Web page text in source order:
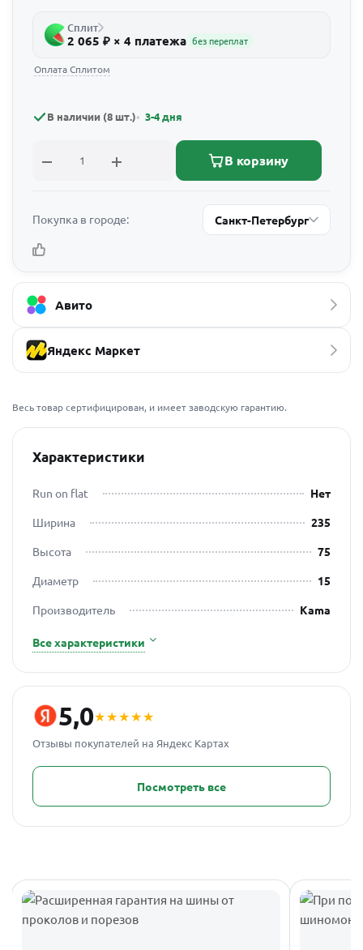
Сплит
2 065 ₽ × 4 платежа без переплат
Оплата Сплитом
В наличии (8 шт.) 3-4 дня
В корзину
Покупка в городе: Санкт-Петербург
Авито
Яндекс Маркет
Весь товар сертифицирован, и имеет заводскую гарантию.
Характеристики
Run on flat
Нет
Ширина
235
Высота
75
Диаметр
15
Производитель
Kama
Все характеристики
5,0★★★★★
Отзывы покупателей на Яндекс Картах
Посмотреть все